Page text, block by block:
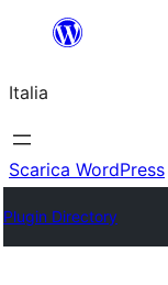
contenuto
Italia
Scarica WordPress
Plugin Directory